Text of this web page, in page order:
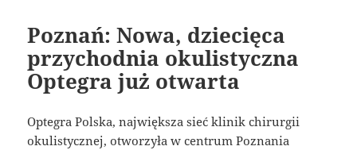
Poznań: Nowa, dziecięca
przychodnia okulistyczna
Optegra już otwarta
Optegra Polska, największa sieć klinik chirurgii
okulistycznej, otworzyła w centrum Poznania